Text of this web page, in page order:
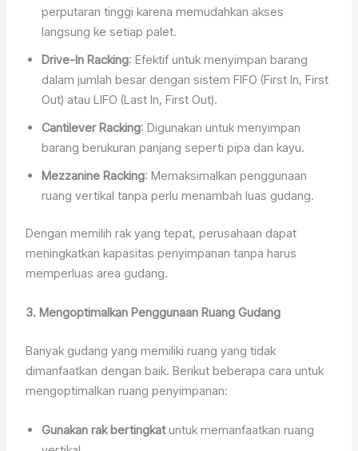
perputaran tinggi karena memudahkan akses
langsung ke setiap palet.
Drive-In Racking: Efektif untuk menyimpan barang
dalam jumlah besar dengan sistem FIFO (First In, First
Out) atau LIFO (Last In, First Out).
Cantilever Racking: Digunakan untuk menyimpan
barang berukuran panjang seperti pipa dan kayu.
Mezzanine Racking: Memaksimalkan penggunaan
ruang vertikal tanpa perlu menambah luas gudang.
Dengan memilih rak yang tepat, perusahaan dapat
meningkatkan kapasitas penyimpanan tanpa harus
memperluas area gudang.
3. Mengoptimalkan Penggunaan Ruang Gudang
Banyak gudang yang memiliki ruang yang tidak
dimanfaatkan dengan baik. Berikut beberapa cara untuk
mengoptimalkan ruang penyimpanan:
Gunakan rak bertingkatuntuk memanfaatkan ruang